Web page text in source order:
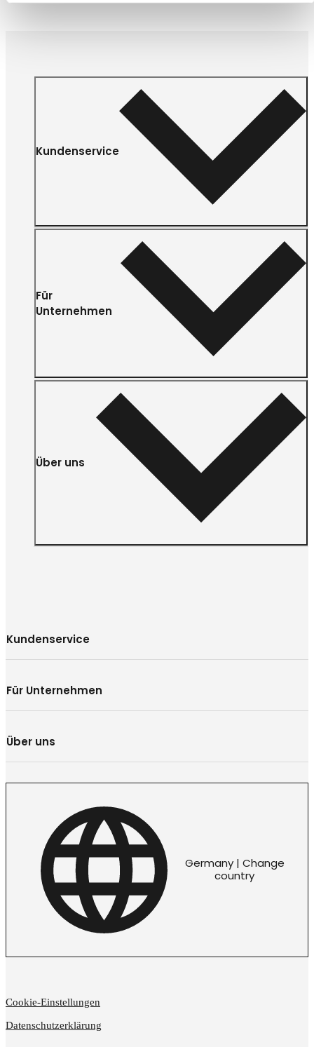
Kundenservice
Für
Unternehmen
Über uns
Kundenservice
Für Unternehmen
Über uns
Germany | Change
country
Cookie-Einstellungen
Datenschutzerklärung